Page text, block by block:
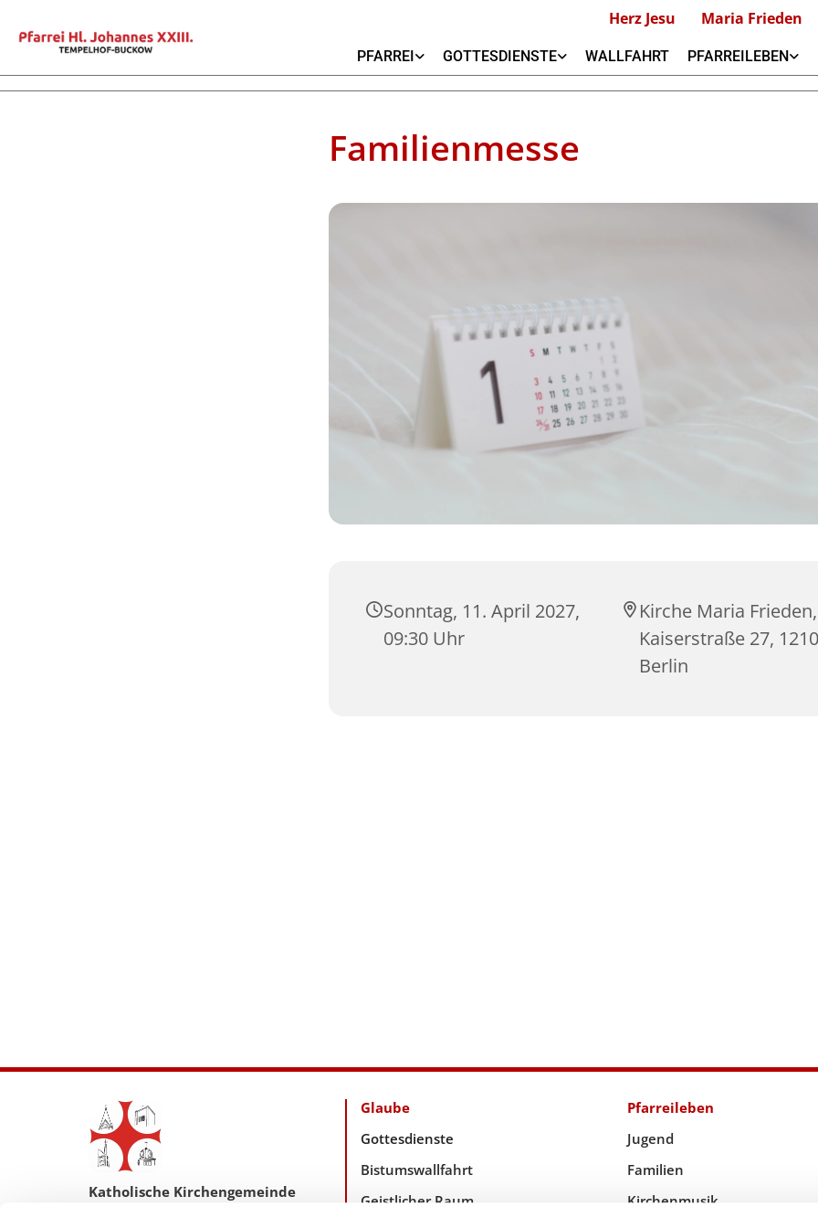
Herz Jesu Maria Frieden
PFARREI GOTTESDIENSTE WALLFAHRT PFARREILEBEN
Familienmesse
Sonntag, 11. April 2027,
09:30 Uhr
Kirche Maria Frieden,
Kaiserstraße 27,
Berlin
Katholische Kirchengemeinde
Glaube
Gottesdienste
Bistumswallfahrt
Geistlicher Raum
Pfarreileben
Jugend
Familien
Kirchenmusik